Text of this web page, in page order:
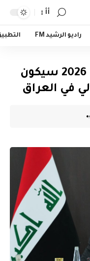
أأ
راديو الرشيد FM
الحكومة العراقية: أيلول 2026 سيكون
في العراق